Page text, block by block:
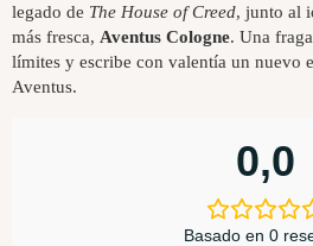
legado de The House of Creed, junto al
más fresca, Aventus Cologne. Una
límites y escribe con valentía un nuevo
Aventus.
0,0
Basado en 0